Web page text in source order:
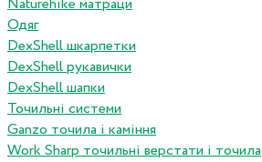
Naturehike матраци
Одяг
DexShell шкарпетки
DexShell рукавички
DexShell шапки
Точильні системи
Ganzo точила і каміння
Work Sharp точильні верстати і точила